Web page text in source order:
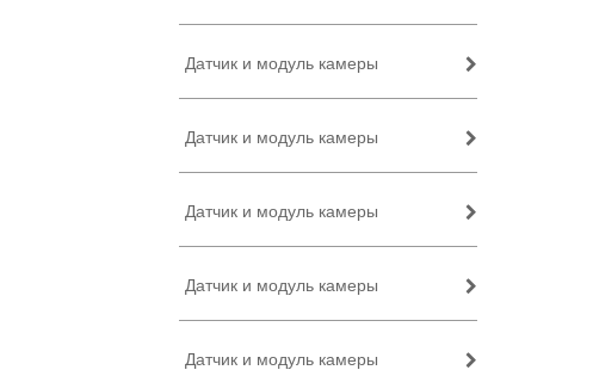
Датчик и модуль камеры
Датчик и модуль камеры
Датчик и модуль камеры
Датчик и модуль камеры
Датчик и модуль камеры